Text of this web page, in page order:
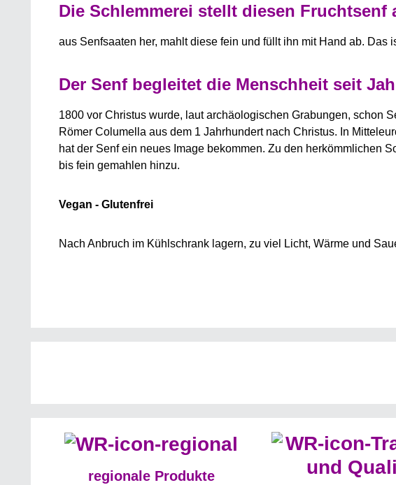
Die Schlemmerei stellt diesen
aus Senfsaaten her, mahlt diese fein und füllt ihn mit Hand ab. Das
Der Senf begleitet die Menschheit seit
1800 vor Christus wurde, laut archäologischen Grabungen, schon
Römer Columella aus dem 1 Jahrhundert nach Christus. In
hat der Senf ein neues Image bekommen. Zu den herkömmlichen
bis fein gemahlen hinzu.
Vegan - Glutenfrei
Nach Anbruch im Kühlschrank lagern, zu viel Licht, Wärme und
regionale Produkte